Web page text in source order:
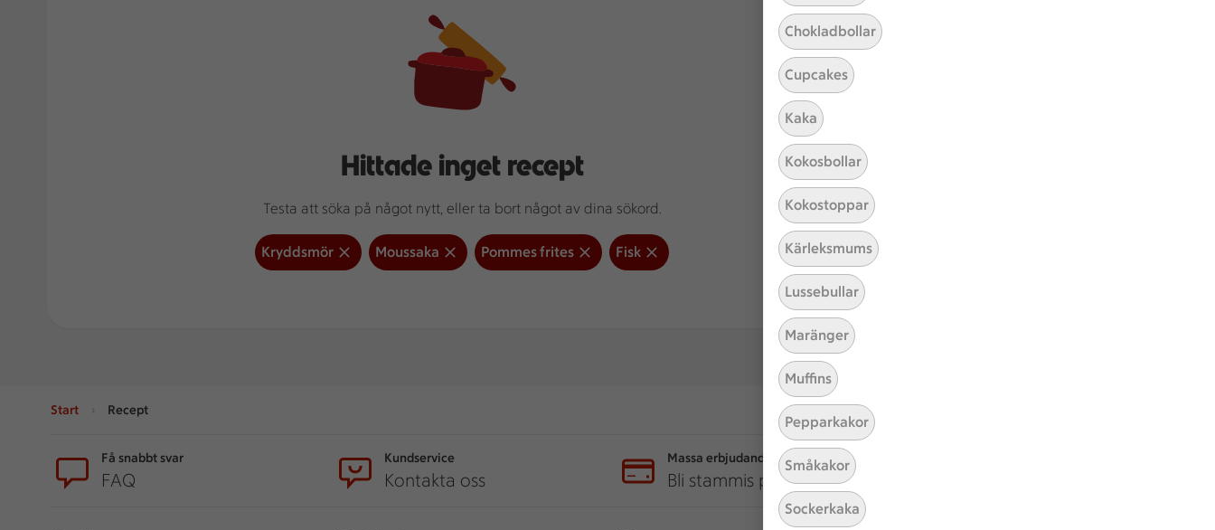
Chokladbollar
Cupcakes
Kaka
Kokosbollar
Kokostoppar
Kärleksmums
Lussebullar
Maränger
Muffins
Pepparkakor
Småkakor
Sockerkaka
Hittade inget recept
Testa att söka på något nytt, eller ta bort något av dina sökord.
Kryddsmör Moussaka Pommes frites Fisk
Start Recept
Få snabbt svar
FAQ
Kundservice
Kontakta oss
Massa erbjudanden
Bli stammis på ICA